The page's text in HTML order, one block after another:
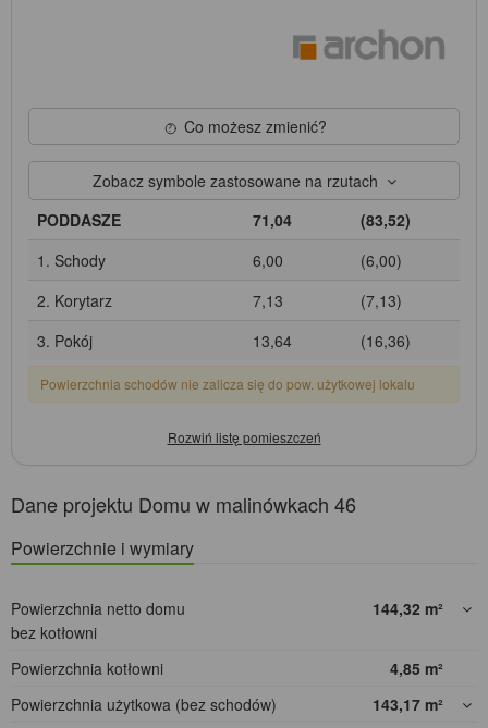
Co możesz zmienić?
Zobacz symbole zastosowane na rzutach
PODDASZE
71,04
(83,52)
1. Schody
6,00
(6,00)
2. Korytarz
7,13
(7,13)
3. Pokój
13,64 (16,36)
Powierzchnia schodów nie zalicza się do pow. użytkowej lokalu
Dane projektu Domu w malinówkach 46
Powierzchnie i wymiary
Powierzchnia netto domu
bez kotłowni
144,32 m²
Powierzchnia kotłowni 4,85 m²
Powierzchnia użytkowa (bez schodów)
143,17 m²